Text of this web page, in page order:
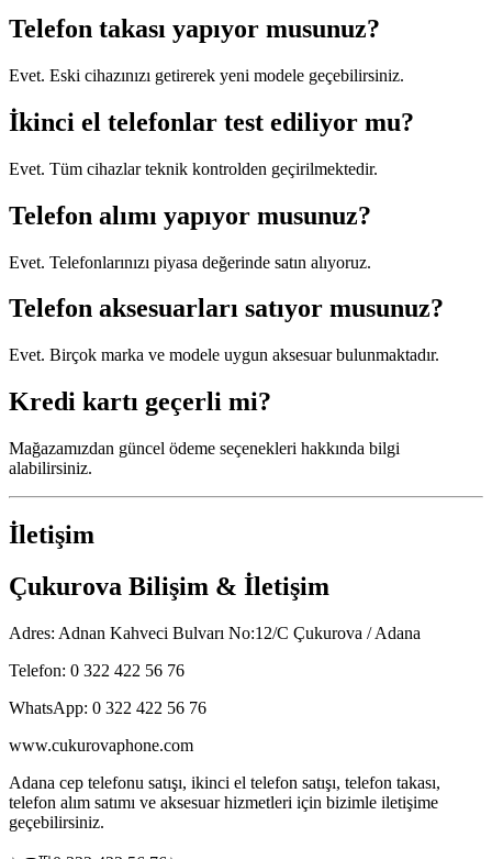
Telefon takası yapıyor musunuz?
Evet. Eski cihazınızı getirerek yeni modele geçebilirsiniz.
İkinci el telefonlar test ediliyor mu?
Evet. Tüm cihazlar teknik kontrolden geçirilmektedir.
Telefon alımı yapıyor musunuz?
Evet. Telefonlarınızı piyasa değerinde satın alıyoruz.
Telefon aksesuarları satıyor musunuz?
Evet. Birçok marka ve modele uygun aksesuar bulunmaktadır.
Kredi kartı geçerli mi?
Mağazamızdan güncel ödeme seçenekleri hakkında bilgi
alabilirsiniz.
İletişim
Çukurova Bilişim & İletişim
Adres: Adnan Kahveci Bulvarı No:12/C Çukurova / Adana
Telefon: 0 322 422 56 76
WhatsApp: 0 322 422 56 76
www.cukurovaphone.com
Adana cep telefonu satışı, ikinci el telefon satışı, telefon takası,
telefon alım satımı ve aksesuar hizmetleri için bizimle iletişime
geçebilirsiniz.